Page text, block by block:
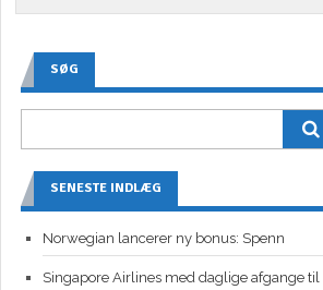
SØG
SENESTE INDLÆG
Norwegian lancerer ny bonus: Spenn
Singapore Airlines med daglige afgange til